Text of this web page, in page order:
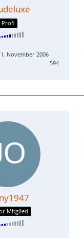
Profi
November 2006
594
Mitglied